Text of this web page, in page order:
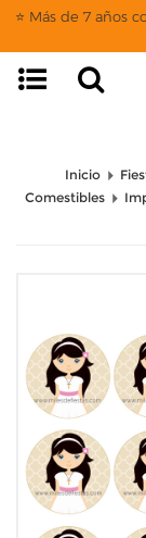
⭐ Más de 7 años
Inicio
Comestibles